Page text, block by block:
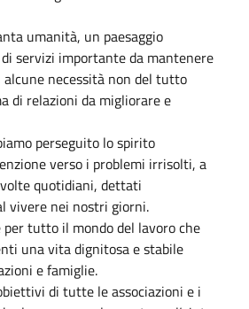
umanità, un paesaggio
servizi importante da mantenere
alcune necessità non del tutto
di relazioni da migliorare e
perseguito lo spirito
verso i problemi irrisolti, a
quotidiani, dettati
vivere nei nostri giorni.
tutto il mondo del lavoro che
una vita dignitosa e stabile
e famiglie.
di tutte le associazioni e i